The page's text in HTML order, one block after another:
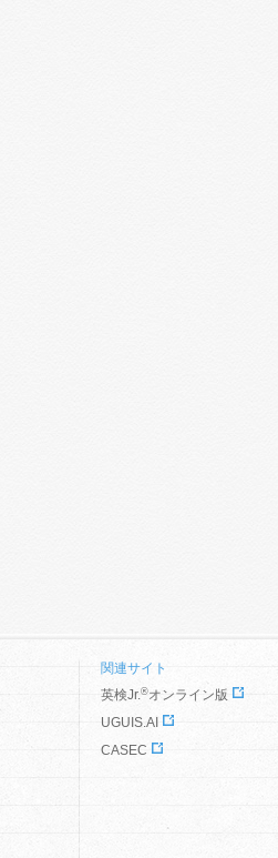
関連サイト
英検Jr.®オンライン版
UGUIS.AI
CASEC